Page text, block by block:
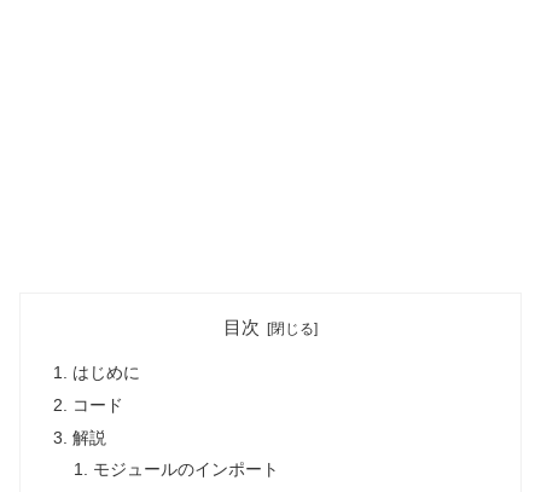
目次
はじめに
コード
解説
モジュールのインポート